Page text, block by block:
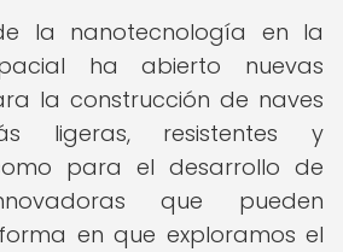
la nanotecnología en la
ha abierto nuevas
la construcción de naves
ligeras, resistentes y
para el desarrollo de
que pueden
en que exploramos el